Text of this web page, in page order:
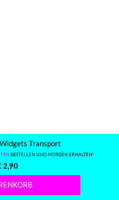
Transport
BESTELLEN UND MORGEN ERHALTEN!
2,90